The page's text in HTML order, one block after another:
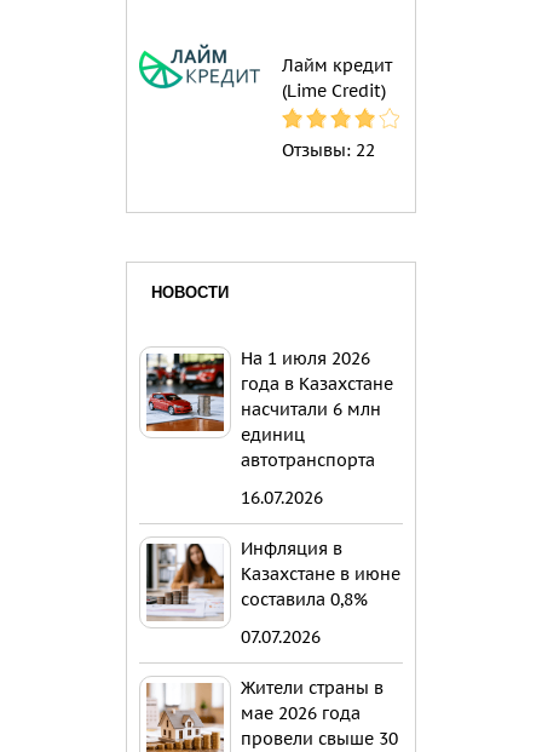
Лайм кредит
(Lime Credit)
Отзывы: 22
НОВОСТИ
На 1 июля 2026
года в Казахстане
насчитали 6 млн
единиц
автотранспорта
16.07.2026
Инфляция в
Казахстане в июне
составила 0,8%
07.07.2026
Жители страны в
мае 2026 года
провели свыше 30